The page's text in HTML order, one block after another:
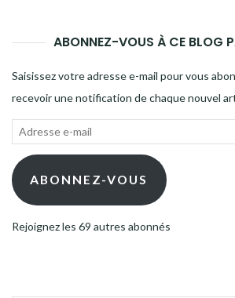
ABONNEZ-VOUS À CE BLOG
Saisissez votre adresse e-mail pour vous
recevoir une notification de chaque nouvel
Adresse
mail ABONNEZ-VOUS
Rejoignez les 69 autres abonnés